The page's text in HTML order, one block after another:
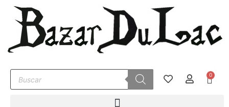
conteúdo
Pesquisar
produtos
0